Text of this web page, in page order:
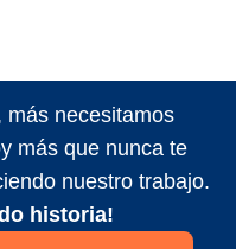
más necesitamos
más que nunca te
nuestro trabajo.
historia!